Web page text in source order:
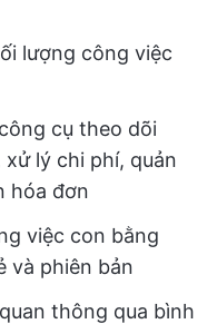
lượng công việc
cụ theo dõi
lý chi phí, quản
hóa đơn
việc con bằng
và phiên bản
thông qua bình